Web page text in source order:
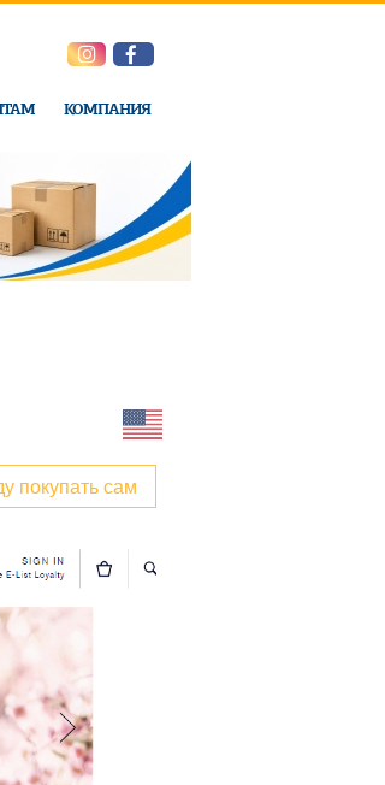
КОМПАНИЯ
покупать сам